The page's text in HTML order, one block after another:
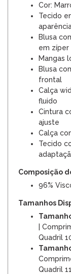
Cor:
Tecido
Blusa
em zíper
Mangas
Blusa
frontal
Calça
fluido
Cintura
ajuste
Calça
Tecido
Composição
96%
Tamanhos
|
Quadril
Quadril